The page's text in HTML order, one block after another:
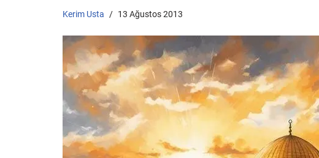
Kerim Usta 13 Ağustos 2013